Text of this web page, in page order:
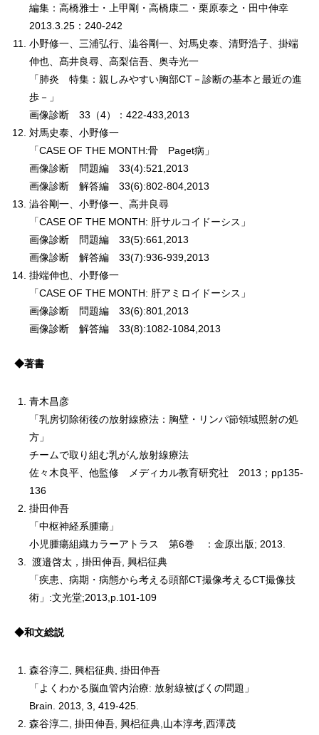
編集：高橋雅士・上甲剛・高橋康二・栗原泰之・田中伸幸
2013.3.25：240-242
小野修一、三浦弘行、澁谷剛一、対馬史泰、清野浩子、掛端
伸也、髙井良尋、高梨信吾、奥寺光一
「肺炎 特集：親しみやすい胸部CT－診断の基本と最近の進
歩－」
画像診断 33（4）：422-433,2013
対馬史泰、小野修一
「CASE OF THE MONTH:骨 Paget病」
画像診断 問題編 33(4):521,2013
画像診断 解答編 33(6):802-804,2013
澁谷剛一、小野修一、高井良尋
「CASE OF THE MONTH: 肝サルコイドーシス」
画像診断 問題編 33(5):661,2013
画像診断 解答編 33(7):936-939,2013
掛端伸也、小野修一
「CASE OF THE MONTH: 肝アミロイドーシス」
画像診断 問題編 33(6):801,2013
画像診断 解答編 33(8):1082-1084,2013
◆著書
青木昌彦
「乳房切除術後の放射線療法：胸壁・リンパ節領域照射の処
方」
チームで取り組む乳がん放射線療法
佐々木良平、他監修 メディカル教育研究社 2013；pp135-
136
掛田伸吾
「中枢神経系腫瘍」
小児腫瘍組織カラーアトラス 第6巻 ：金原出版; 2013.
渡邉啓太，掛田伸吾, 興梠征典
「疾患、病期・病態から考える頭部CT撮像考えるCT撮像技
術」:文光堂;2013,p.101-109
◆和文総説
森谷淳二, 興梠征典, 掛田伸吾
「よくわかる脳血管内治療: 放射線被ばくの問題」
Brain. 2013, 3, 419-425.
森谷淳二, 掛田伸吾, 興梠征典,山本淳考,西澤茂